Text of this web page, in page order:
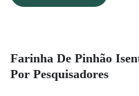
Farinha De Pinhão
Por Pesquisadores